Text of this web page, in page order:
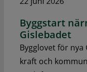
Byggstart
Gislebadet
Bygglovet för
kraft och